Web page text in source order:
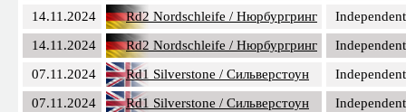
14.11.2024
Rd2 Nordschleife / Нюрбургринг
14.11.2024
Rd2 Nordschleife / Нюрбургринг
07.11.2024
Rd1 Silverstone / Сильверстоун
07.11.2024
Rd1 Silverstone / Сильверстоун